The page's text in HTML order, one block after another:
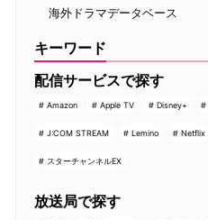
海外ドラマデータベース
キーワード
配信サービスで探す
Amazon Apple TV Disney+
J:COM STREAM Lemino Netflix
スターチャンネルEX
放送局で探す